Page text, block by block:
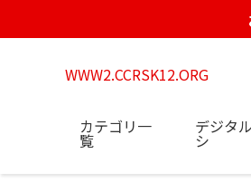
WWW2.CCRSK12.ORG
カテゴリ一
覧
デジタ
シ